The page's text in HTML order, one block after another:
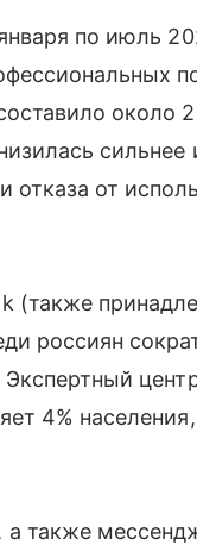
по июль
около
сильнее
отказа от
(также
россиян
4%
а также